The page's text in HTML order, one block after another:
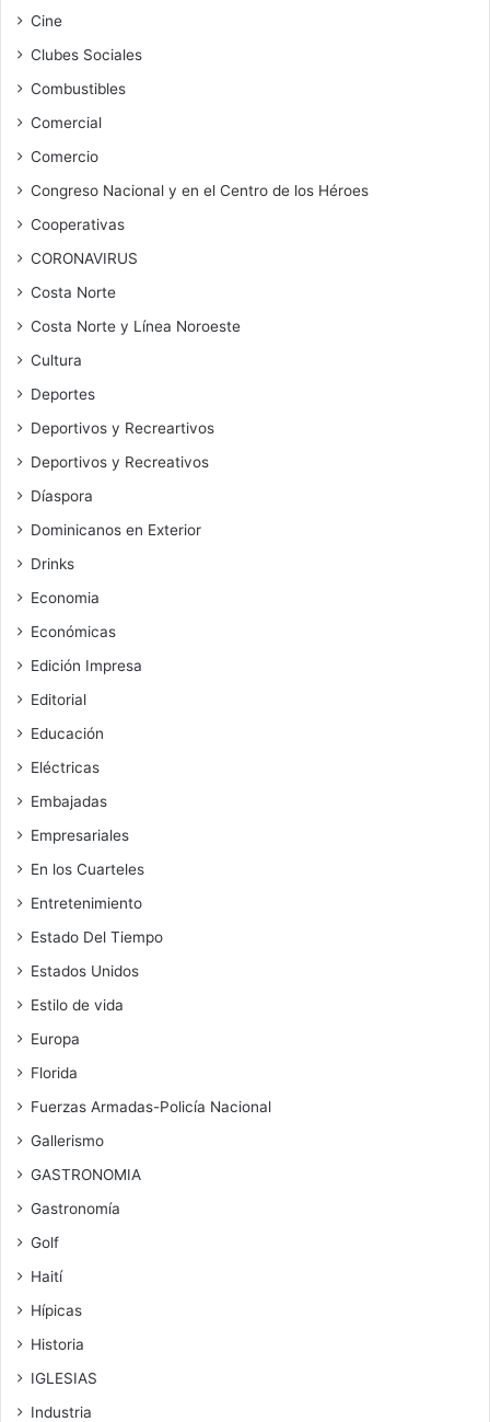
Cine
Clubes Sociales
Combustibles
Comercial
Comercio
Congreso Nacional y en el Centro de los Héroes
Cooperativas
CORONAVIRUS
Costa Norte
Costa Norte y Línea Noroeste
Cultura
Deportes
Deportivos y Recreartivos
Deportivos y Recreativos
Díaspora
Dominicanos en Exterior
Drinks
Economia
Económicas
Edición Impresa
Editorial
Educación
Eléctricas
Embajadas
Empresariales
En los Cuarteles
Entretenimiento
Estado Del Tiempo
Estados Unidos
Estilo de vida
Europa
Florida
Fuerzas Armadas-Policía Nacional
Gallerismo
GASTRONOMIA
Gastronomía
Golf
Haití
Hípicas
Historia
IGLESIAS
Industria